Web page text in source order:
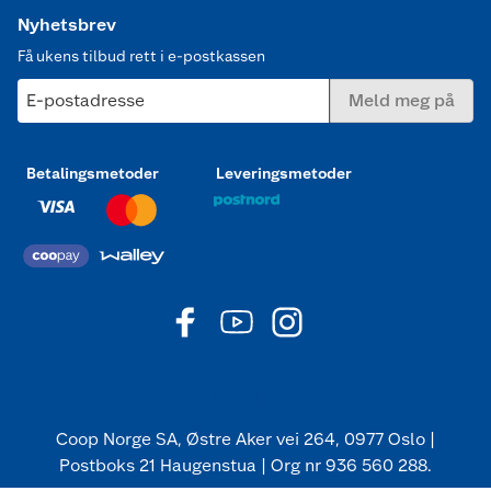
Nyhetsbrev
Få ukens tilbud rett i e-postkassen
E-postadresse Meld meg på
Betalingsmetoder Leveringsmetoder
Coop Norge SA, Østre Aker vei 264, 0977 Oslo |
Postboks 21 Haugenstua | Org nr 936 560 288.